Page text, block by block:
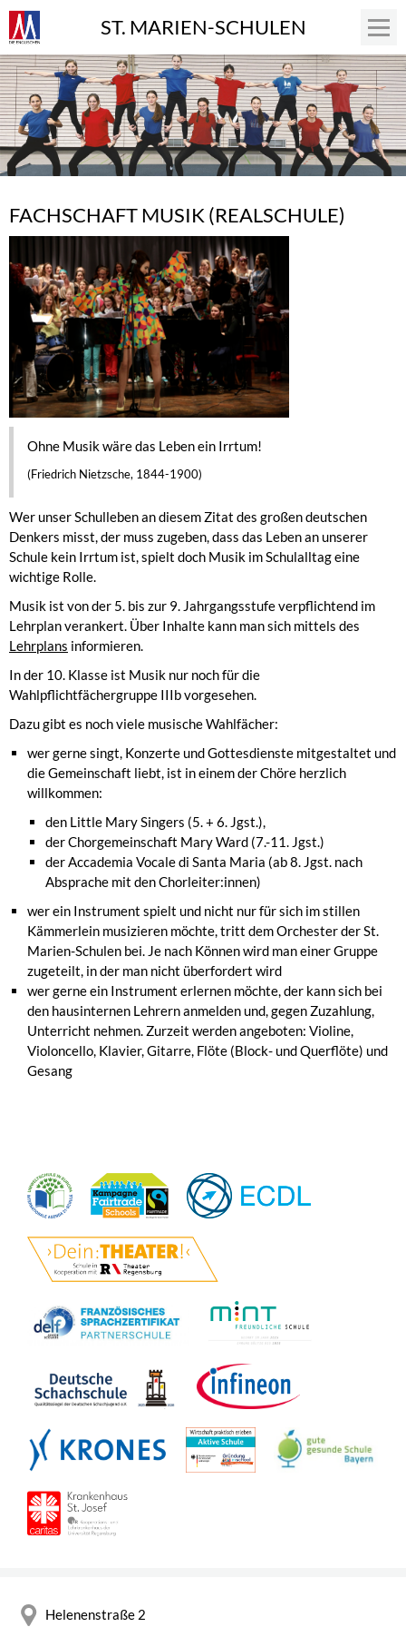
ST. MARIEN-SCHULEN
FACHSCHAFT MUSIK (REALSCHULE)
Ohne Musik wäre das Leben ein Irrtum!
(Friedrich Nietzsche, 1844-1900)
Wer unser Schulleben an diesem Zitat des großen deutschen
Denkers misst, der muss zugeben, dass das Leben an unserer
Schule kein Irrtum ist, spielt doch Musik im Schulalltag eine
wichtige Rolle.
Musik ist von der 5. bis zur 9. Jahrgangsstufe verpflichtend im
Lehrplan verankert. Über Inhalte kann man sich mittels des
Lehrplans informieren.
In der 10. Klasse ist Musik nur noch für die
Wahlpflichtfächergruppe IIIb vorgesehen.
Dazu gibt es noch viele musische Wahlfächer:
wer gerne singt, Konzerte und Gottesdienste mitgestaltet und
die Gemeinschaft liebt, ist in einem der Chöre herzlich
willkommen:
den Little Mary Singers (5. + 6. Jgst.),
der Chorgemeinschaft Mary Ward (7.-11. Jgst.)
der Accademia Vocale di Santa Maria (ab 8. Jgst. nach
Absprache mit den Chorleiter:innen)
wer ein Instrument spielt und nicht nur für sich im stillen
Kämmerlein musizieren möchte, tritt dem Orchester der St.
Marien-Schulen bei. Je nach Können wird man einer Gruppe
zugeteilt, in der man nicht überfordert wird
wer gerne ein Instrument erlernen möchte, der kann sich bei
den hausinternen Lehrern anmelden und, gegen Zuzahlung,
Unterricht nehmen. Zurzeit werden angeboten: Violine,
Violoncello, Klavier, Gitarre, Flöte (Block- und Querflöte) und
Gesang
Helenenstraße 2